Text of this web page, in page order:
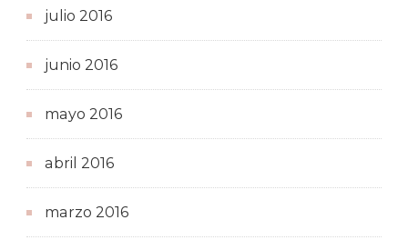
julio 2016
junio 2016
mayo 2016
abril 2016
marzo 2016